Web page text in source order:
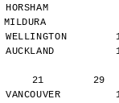
HORSHAM
MILDURA
21        29
VANCOUVER